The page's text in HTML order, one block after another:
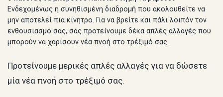
Ενδεχομένως η συνηθισμένη διαδρομή που ακολουθείτε να
μην αποτελεί πια κίνητρο. Για να βρείτε και πάλι λοιπόν τον
ενθουσιασμό σας, σάς προτείνουμε δέκα απλές αλλαγές που
μπορούν να χαρίσουν νέα πνοή στο τρέξιμό σας.
Προτείνουμε μερικές απλές αλλαγές για να δώσετε
μία νέα πνοή στο τρέξιμό σας.